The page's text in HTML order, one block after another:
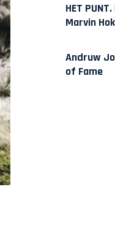
HET
Marvin
Andruw
of Fame